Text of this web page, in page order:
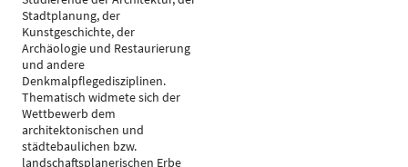
Stadtplanung, der
Kunstgeschichte, der
Archäologie und Restaurierung
und andere
Denkmalpflegedisziplinen.
Thematisch widmete sich der
Wettbewerb dem
architektonischen und
städtebaulichen bzw.
landschaftsplanerischen Erbe